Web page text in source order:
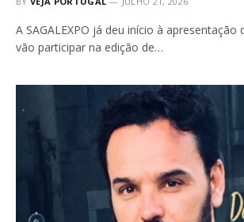
A SAGALEXPO já deu início à apresentação
vão participar na edição de…